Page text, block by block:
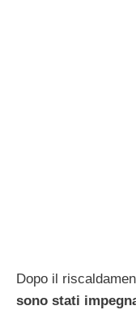
Dopo il
sono stati